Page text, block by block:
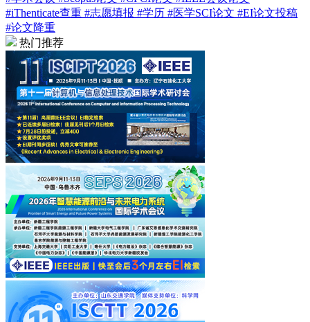
#iThenticate查重 #志愿填报 #学历 #医学SCI论文 #EI论文投稿
#论文降重
热门推荐